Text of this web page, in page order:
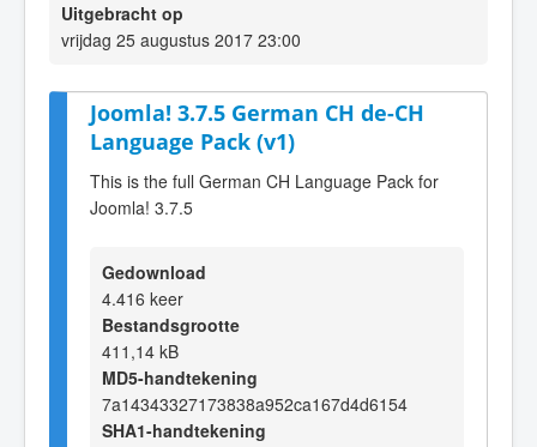
Uitgebracht op
vrijdag 25 augustus 2017 23:00
Joomla! 3.7.5 German CH de-CH
Language Pack (v1)
This is the full German CH Language Pack for
Joomla! 3.7.5
Gedownload
4.416 keer
Bestandsgrootte
411,14 kB
MD5-handtekening
7a14343327173838a952ca167d4d6154
SHA1-handtekening